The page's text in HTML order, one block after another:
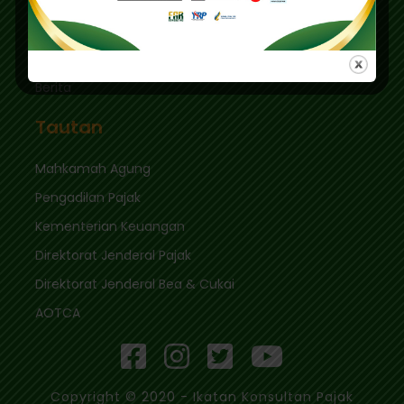
Tautan Cepat
Berita
Tautan
Mahkamah Agung
Pengadilan Pajak
Kementerian Keuangan
Direktorat Jenderal Pajak
Direktorat Jenderal Bea & Cukai
AOTCA
Copyright © 2020 - Ikatan Konsultan Pajak